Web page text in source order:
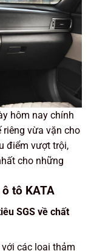
hôm nay chính
riêng vừa vặn cho
điểm vượt trội,
cho những
tô KATA
SGS về chất
các loại thảm